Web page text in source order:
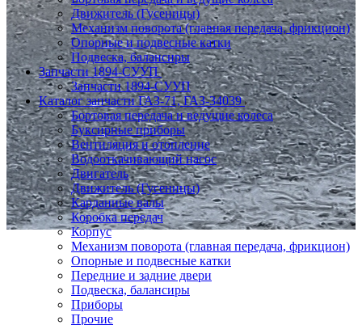
Движитель (Гусеницы)
Механизм поворота (главная передача, фрикцион)
Опорные и подвесные катки
Подвеска, балансиры
Запчасти 1894-СУУП
Запчасти 1894-СУУП
Каталог запчасти ГАЗ-71, ГАЗ-34039
Бортовая передача и ведущие колеса
Буксирные приборы
Вентиляция и отопление
Водооткачивающий насос
Двигатель
Движитель (Гусеницы)
Карданные валы
Коробка передач
Корпус
Механизм поворота (главная передача, фрикцион)
Опорные и подвесные катки
Передние и задние двери
Подвеска, балансиры
Приборы
Прочие